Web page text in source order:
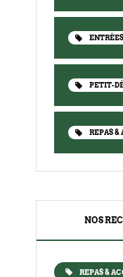
PETIT-
REPAS
NOS
REPAS &